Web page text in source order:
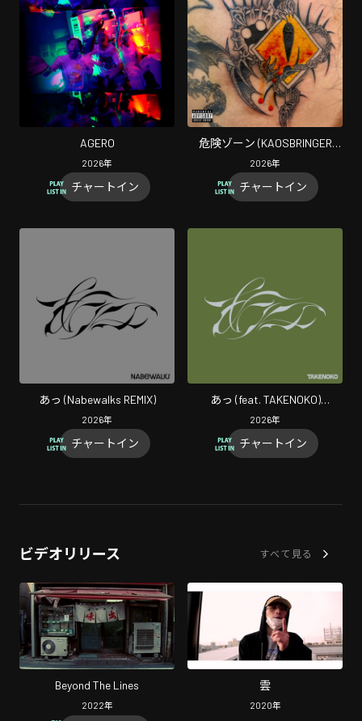
AGERO
2026年
チャートイン
危険ゾーン (KAOSBRINGER
2nd)
2026年
チャートイン
あっ (Nabewalks REMIX)
2026年
チャートイン
あっ (feat. TAKENOKO)
[TAKENOKO Remix]
2026年
チャートイン
ビデオリリース すべて見る
Beyond The Lines
2022年
雲
2020年